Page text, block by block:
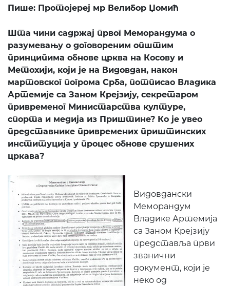
Пише: Протојереј мр Велибор Џомић
Шта чини садржај првог Меморандума о
разумевању о договореним општим
принципима обнове црква на Косову и
Метохији, који је на Видовдан, након
мартовског погрома Срба, потписао Владика
Артемије са Заном Крејзију, секретаром
привременог Министарства културе,
спорта и медија из Приштине? Ко је увео
представнике привремених приштинских
институција у процес обнове срушених
цркава?
Видовдански
Меморандум
Владике Артемија
са Заном Крејзију
представља први
званични
документ, који је
неко од